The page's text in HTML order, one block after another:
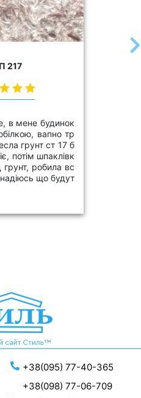
217
в мене будинок
вапно тр
грунт ст 17 б
потім шпаклівк
робила вс
що будут
+38(095) 77-40-365
+38(098) 77-06-709